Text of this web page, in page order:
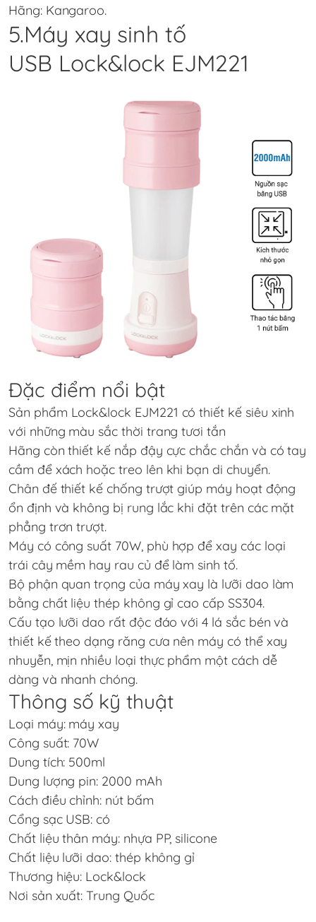
Hãng: Kangaroo.
5.Máy xay sinh tố
USB Lock&lock EJM221
Đặc điểm nổi bật
Sản phẩm Lock&lock EJM221 có thiết kế siêu xinh
với những màu sắc thời trang tươi tắn
Hãng còn thiết kế nắp đậy cực chắc chắn và có tay
cầm để xách hoặc treo lên khi bạn di chuyển.
Chân đế thiết kế chống trượt giúp máy hoạt động
ổn định và không bị rung lắc khi đặt trên các mặt
phẳng trơn trượt.
Máy có công suất 70W, phù hợp để xay các loại
trái cây mềm hay rau củ để làm sinh tố.
Bộ phận quan trọng của máy xay là lưỡi dao làm
bằng chất liệu thép không gỉ cao cấp SS304.
Cấu tạo lưỡi dao rất độc đáo với 4 lá sắc bén và
thiết kế theo dạng răng cưa nên máy có thể xay
nhuyễn, mịn nhiều loại thực phẩm một cách dễ
dàng và nhanh chóng.
Thông số kỹ thuật
Loại máy: máy xay
Công suất: 70W
Dung tích: 500ml
Dung lượng pin: 2000 mAh
Cách điều chỉnh: nút bấm
Cổng sạc USB: có
Chất liệu thân máy: nhựa PP, silicone
Chất liệu lưỡi dao: thép không gỉ
Thương hiệu: Lock&lock
Nơi sản xuất: Trung Quốc